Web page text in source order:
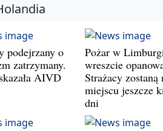
podejrzany o
zatrzymany.
AIVD
Pożar w
wreszcie
Strażacy zostaną
miejscu jeszcze
dni